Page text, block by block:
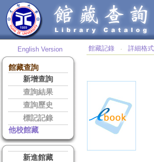
English Version
館藏查詢
新增查詢
查詢結果
查詢歷史
標記記錄
他校館藏
新進館藏
館藏記錄 ‧ 詳細格式